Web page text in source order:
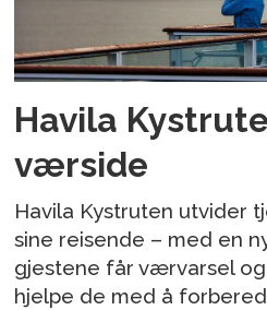
Havila
værside
Havila Kystruten utvider
sine reisende – med en
gjestene får værvarsel
hjelpe de med å